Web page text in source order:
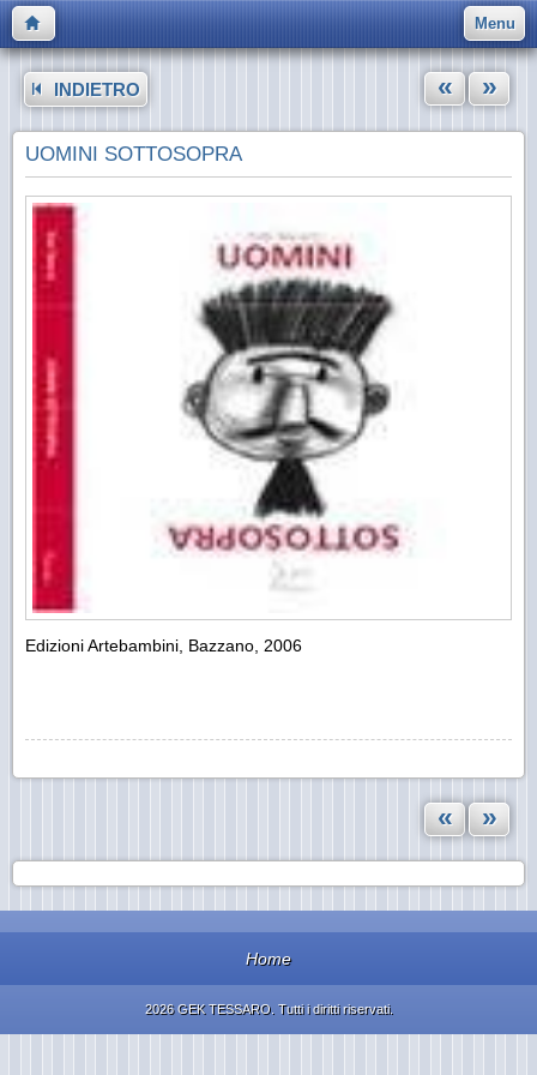
Menu
INDIETRO « »
UOMINI SOTTOSOPRA
Edizioni Artebambini, Bazzano, 2006
« »
Home
2026 GEK TESSARO. Tutti i diritti riservati.